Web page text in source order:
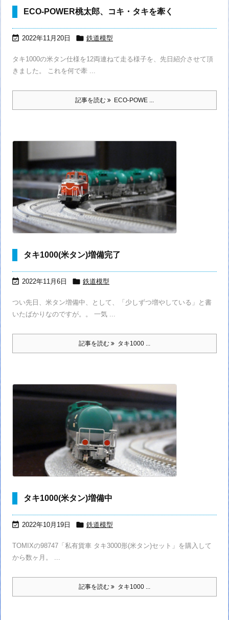
ECO-POWER桃太郎、コキ・タキを牽く
 2022年11月20日  鉄道模型
タキ1000の米タン仕様を12両連ねて走る様子を、先日紹介させて頂
きました。 これを何で牽 ...
記事を読む ECO-POWE ...
タキ1000(米タン)増備完了
 2022年11月6日  鉄道模型
つい先日、米タン増備中、として、「少しずつ増やしている」と書
いたばかりなのですが。。 一気 ...
記事を読む タキ1000 ...
タキ1000(米タン)増備中
 2022年10月19日  鉄道模型
TOMIXの98747「私有貨車 タキ3000形(米タン)セット」を購入して
から数ヶ月。 ...
記事を読む タキ1000 ...